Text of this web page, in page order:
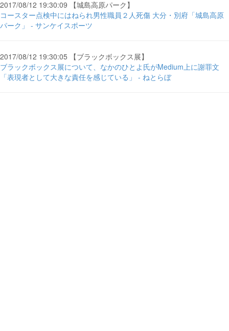
2017/08/12 19:30:09 【城島高原パーク】
コースター点検中にはねられ男性職員２人死傷 大分・別府「城島高原
パーク」 - サンケイスポーツ
2017/08/12 19:30:05 【ブラックボックス展】
ブラックボックス展について、なかのひとよ氏がMedium上に謝罪文
「表現者として大きな責任を感じている」 - ねとらぼ